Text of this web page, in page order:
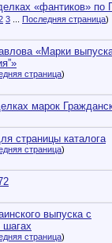
«фантиков» по
3 Последняя страница)
«Марки
страница)
марок
страницы каталога
страница)
выпуска с
страница)